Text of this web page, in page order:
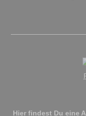
Hier findest Du eine